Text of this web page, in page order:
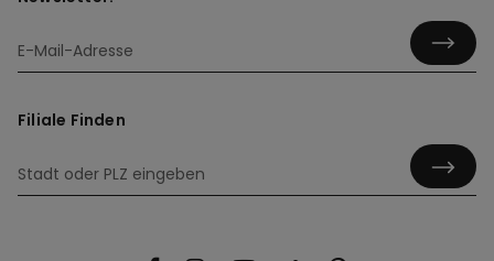
Filiale Finden